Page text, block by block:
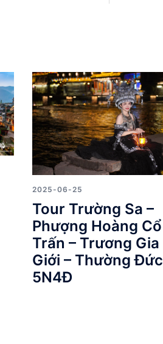
2025-06-25
Tour Trường Sa –
Phượng Hoàng Cổ
Trấn – Trương Gia
Giới – Thường Đức
5N4Đ